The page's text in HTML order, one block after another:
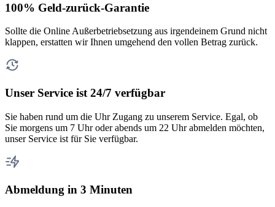
100% Geld-zurück-Garantie
Sollte die Online Außerbetriebsetzung aus irgendeinem Grund nicht
klappen, erstatten wir Ihnen umgehend den vollen Betrag zurück.
Unser Service ist 24/7 verfügbar
Sie haben rund um die Uhr Zugang zu unserem Service. Egal, ob
Sie morgens um 7 Uhr oder abends um 22 Uhr abmelden möchten,
unser Service ist für Sie verfügbar.
Abmeldung in 3 Minuten